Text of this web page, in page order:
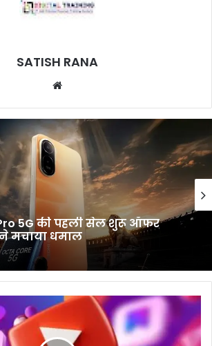
SATISH RANA
5G की पहली सेल शुरू ऑफर
मचाया धमाल